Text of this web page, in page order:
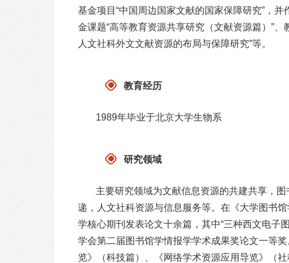
基金项目“中国周边国家文献的国家保障研究”，
金课题“高等教育资源共享研究（文献资源篇）”、
人文社科外文文献资源的布局与保障研究”等。
教育经历
1989年毕业于北京大学生物系
研究领域
主要研究领域为文献信息资源的共建共享，
递，人文社科资源与信息服务等。在《大学图书
学核心期刊发表论文十余篇，其中“三种西文电子
学会第二届图书馆学情报学学术成果奖论文一等
览》（科技篇）、《网络学术资源应用导览》（